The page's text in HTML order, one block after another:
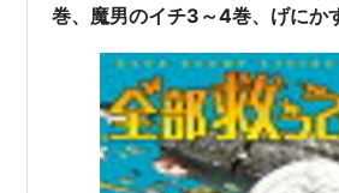
巻、魔男のイチ3～4巻、げにか
スマーチからはじまる異世界狂
フリーレン15巻読了